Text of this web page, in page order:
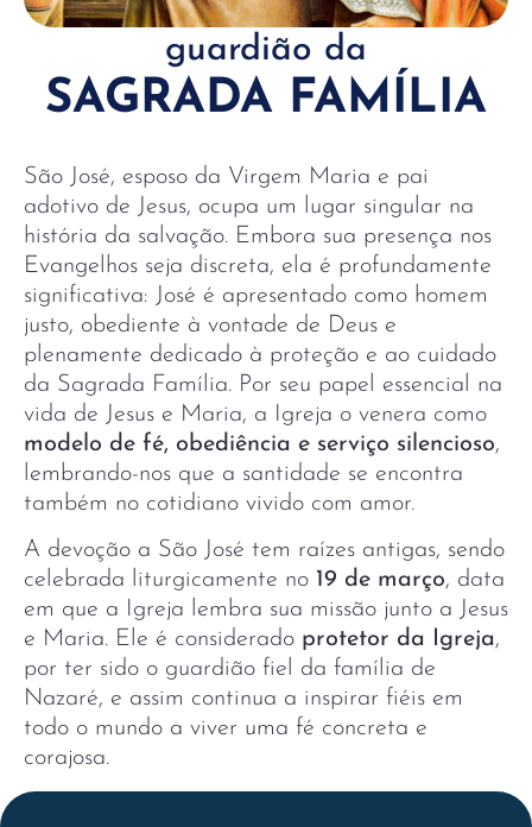
guardião da
SAGRADA FAMÍLIA
São José, esposo da Virgem Maria e pai
adotivo de Jesus, ocupa um lugar singular na
história da salvação. Embora sua presença nos
Evangelhos seja discreta, ela é profundamente
significativa: José é apresentado como homem
justo, obediente à vontade de Deus e
plenamente dedicado à proteção e ao cuidado
da Sagrada Família. Por seu papel essencial na
vida de Jesus e Maria, a Igreja o venera como
modelo de fé, obediência e serviço silencioso,
lembrando-nos que a santidade se encontra
também no cotidiano vivido com amor.
A devoção a São José tem raízes antigas, sendo
celebrada liturgicamente no 19 de março, data
em que a Igreja lembra sua missão junto a Jesus
e Maria. Ele é considerado protetor da Igreja,
por ter sido o guardião fiel da família de
Nazaré, e assim continua a inspirar fiéis em
todo o mundo a viver uma fé concreta e
corajosa.